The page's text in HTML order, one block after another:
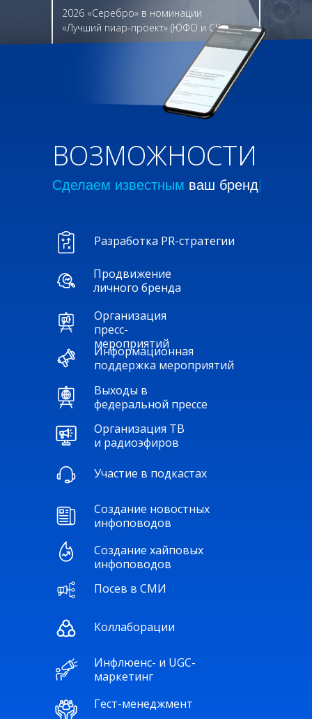
2026 «Серебро» в номинации
«Лучший пиар-проект» (ЮФО и СКФО)
Инфлюенс- и UGC-
маркетинг
Гест-менеджмент
Коллаборации
Посев в СМИ
Создание хайповых
инфоповодов
Создание новостных
инфоповодов
Участие в подкастах
Разработка PR-стратегии
Продвижение
личного бренда
Организация
пресс-
мероприятий
Информационная
поддержка мероприятий
Выходы в
федеральной прессе
Организация ТВ
и радиоэфиров
ВОЗМОЖНОСТИ
Сделаем известным ваш про|